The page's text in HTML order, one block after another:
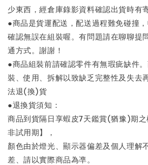
少東西，經倉庫錄影資料確認出貨時有
●商品是貨運配送，配送過程難免碰撞
確認無誤在組裝喔。有問題請在聊聊提
通方式。謝謝！
●商品組裝前請確認零件有無瑕疵缺件
裝、使用、拆解以致缺乏完整性及失去
法退(換)貨
●退換貨須知：
商品到貨隔日享蝦皮7天鑑賞(猶豫)期
非試用期】，
顏色由於燈光、顯示器偏差及個人理解
差、請以實際商品為凖。